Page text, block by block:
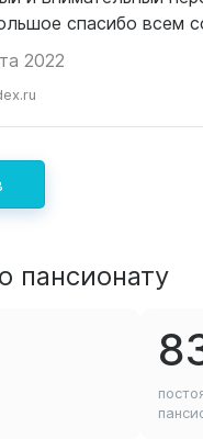
спасибо всем
2022
пансионату